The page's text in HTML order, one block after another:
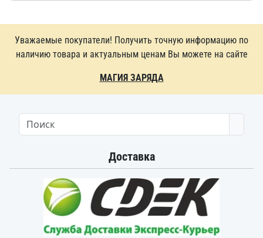
Уважаемые покупатели! Получить точную информацию по
наличию товара и актуальным ценам Вы можете на сайте
МАГИЯ ЗАРЯДА
Доставка